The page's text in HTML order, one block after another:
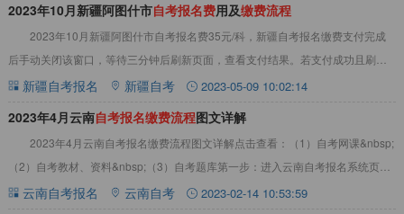
2023年10月新疆阿图什市自考报名费用及缴费流程
2023年10月新疆阿图什市自考报名费35元/科，新疆自考报名缴费支付完成
后手动关闭该窗口，等待三分钟后刷新页面，查看支付结果。若支付成功且刷新
页面后依旧显示未缴费，点击更新缴费信
新疆自考报名 新疆自考 2023-05-09 10:02:14
2023年4月云南自考报名缴费流程图文详解
2023年4月云南自考报名缴费流程图文详解点击查看：（1）自考网课&nbsp;
（2）自考教材、资料&nbsp;（3）自考题库第一步：进入云南自考报名系统页
面，进入报考系统页面，选择
云南自考报名 云南自考 2023-02-14 10:53:59